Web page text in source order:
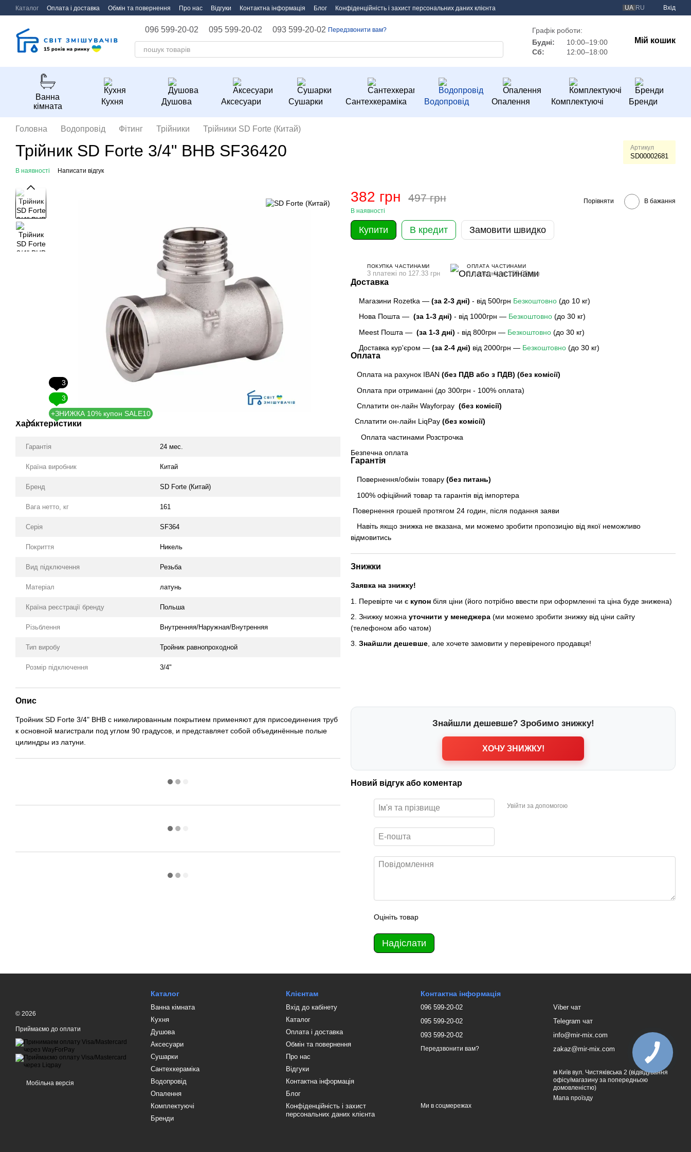
Перейти до основного контенту
Каталог Оплата і доставка Обмін та повернення Про нас Відгуки Контактна інформація Блог Конфіденційність і захист персональних даних клієнта UA RU Вхід
096 599-20-02 095 599-20-02 093 599-20-02 Передзвонити вам?
Графік роботи:
Будні:
10:00–19:00
Сб:
12:00–18:00
Мій кошик
Ванна
кімната
Кухня Душова Аксесуари Сушарки Сантехкераміка Водопровід Опалення Комплектуючі Бренди
Головна Водопровід Фітинг Трійники Трійники SD Forte (Китай)
Трійник SD Forte 3/4" ВНВ SF36420 Артикул
SD00002681
В наявності Написати відгук
3
3
+ЗНИЖКА 10% купон SALE10
Характеристики
Гарантія 24 мес.
Країна виробник Китай
Бренд SD Forte (Китай)
Вага нетто, кг 161
Серія SF364
Покриття Никель
Вид підключення Резьба
Матеріал латунь
Країна реєстрації бренду Польша
Різьблення Внутренняя/Наружная/Внутренняя
Тип виробу Тройник равнопроходной
Розмір підключення 3/4"
Опис
Тройник SD Forte 3/4" ВНВ с никелированным покрытием применяют для присоединения труб
к основной магистрали под углом 90 градусов, и представляет собой объединённые полые
цилиндры из латуни.
382 грн 497 грн
В наявності
Порівняти В бажання
Купити В кредит Замовити швидко
ПОКУПКА ЧАСТИНАМИ
3 платежі по 127.33 грн
ОПЛАТА ЧАСТИНАМИ
3 платежі по 127.33 грн
Доставка
Магазини Rozetka — (за 2-3 дні) - від 500грн Безкоштовно (до 10 кг)
Нова Пошта — (за 1-3 дні) - від 1000грн — Безкоштовно (до 30 кг)
Meest Пошта — (за 1-3 дні) - від 800грн — Безкоштовно (до 30 кг)
Доставка кур'єром — (за 2-4 дні) від 2000грн — Безкоштовно (до 30 кг)
Оплата
Оплата на рахунок IBAN (без ПДВ або з ПДВ) (без комісії)
Оплата при отриманні (до 300грн - 100% оплата)
Сплатити он-лайн Wayforpay (без комісії)
Сплатити он-лайн LiqPay (без комісії)
Оплата частинами Розстрочка
Безпечна оплата
Гарантія
Повернення/обмін товару (без питань)
100% офіційний товар та гарантія від імпортера
Повернення грошей протягом 24 годин, після подання заяви
Навіть якщо знижка не вказана, ми можемо зробити пропозицію від якої неможливо
відмовитись
Знижки
Заявка на знижку!
1. Перевірте чи є купон біля ціни (його потрібно ввести при оформленні та ціна буде знижена)
2. Знижку можна уточнити у менеджера (ми можемо зробити знижку від ціни сайту
(телефоном або чатом)
3. Знайшли дешевше, але хочете замовити у перевіреного продавця!
Знайшли дешевше? Зробимо знижку!
ХОЧУ ЗНИЖКУ!
Новий відгук або коментар
Увійти за допомогою
Оцініть товар
Надіслати
© 2026
Приймаємо до оплати
Мобільна версія
Каталог
Ванна кімната
Кухня
Душова
Аксесуари
Сушарки
Сантехкераміка
Водопровід
Опалення
Комплектуючі
Бренди
Клієнтам
Вхід до кабінету
Каталог
Оплата і доставка
Обмін та повернення
Про нас
Відгуки
Контактна інформація
Блог
Конфіденційність і захист
персональних даних клієнта
Контактна інформація
096 599-20-02
095 599-20-02
093 599-20-02
Передзвонити вам?
Viber чат
Telegram чат
info@mir-mix.com
zakaz@mir-mix.com
м Київ вул. Чистяківська 2 (відвідування
офісу/магазину за попередньою
домовленістю)
Мапа проїзду
Ми в соцмережах